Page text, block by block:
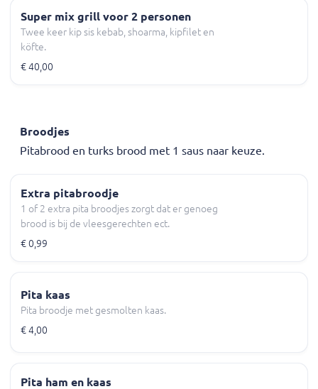
Super mix grill voor 2 personen
Twee keer kip sis kebab, shoarma, kipfilet en
köfte.
€ 40,00
Broodjes
Pitabrood en turks brood met 1 saus naar keuze.
Extra pitabroodje
1 of 2 extra pita broodjes zorgt dat er genoeg
brood is bij de vleesgerechten ect.
€ 0,99
Pita kaas
Pita broodje met gesmolten kaas.
€ 4,00
Pita ham en kaas